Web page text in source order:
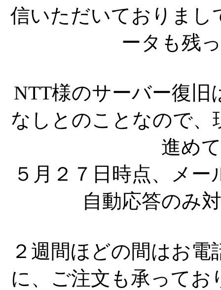
信いただいておりまし
ータも残
NTT様のサーバー復旧
なしとのことなので
進め
５月２７日時点、メ
自動応答のみ
２週間ほどの間はお
に、ご注文も承って